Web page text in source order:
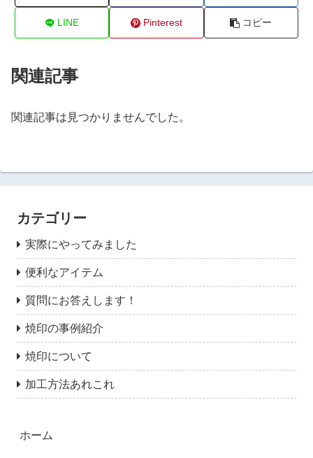
LINE Pinterest コピー
関連記事
関連記事は見つかりませんでした。
カテゴリー
実際にやってみました
便利なアイテム
質問にお答えします！
焼印の事例紹介
焼印について
加工方法あれこれ
ホーム